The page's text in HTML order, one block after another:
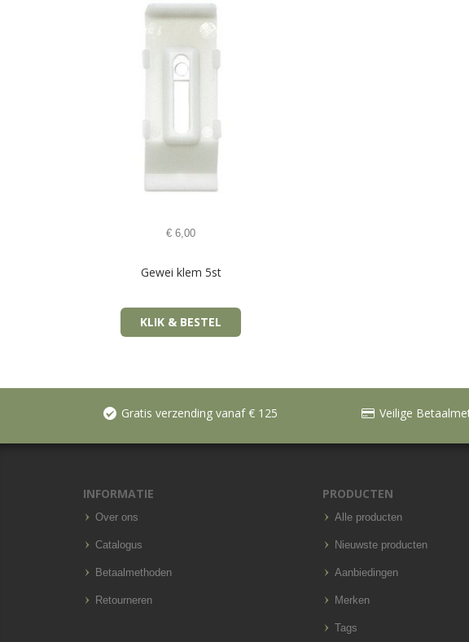
€ 6,00
Gewei klem 5st
KLIK & BESTEL
Gratis verzending vanaf € 125 Veilige
INFORMATIE
Over ons
Catalogus
Betaalmethoden
Retourneren
PRODUCTEN
Alle producten
Nieuwste producten
Aanbiedingen
Merken
Tags